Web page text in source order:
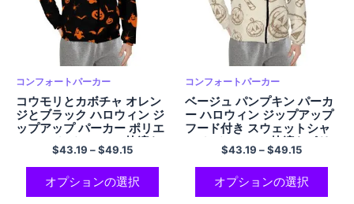
コンフォートパーカー
コウモリとカボチャ オレン
ジとブラック ハロウィン ジ
ップアップ パーカー ポリエ
ステル カジュアルで快適な
フード付きスウェットシャ
ツ
$43.19 –$49.15
オプションの選択
コンフォートパーカー
ベージュ パンプキン パーカ
ー ハロウィン ジップアップ
フード付き スウェットシャ
ツ カジュアルで快適なポリ
エステル パーカー メンズ レ
ディース
$43.19 –$49.15
オプションの選択